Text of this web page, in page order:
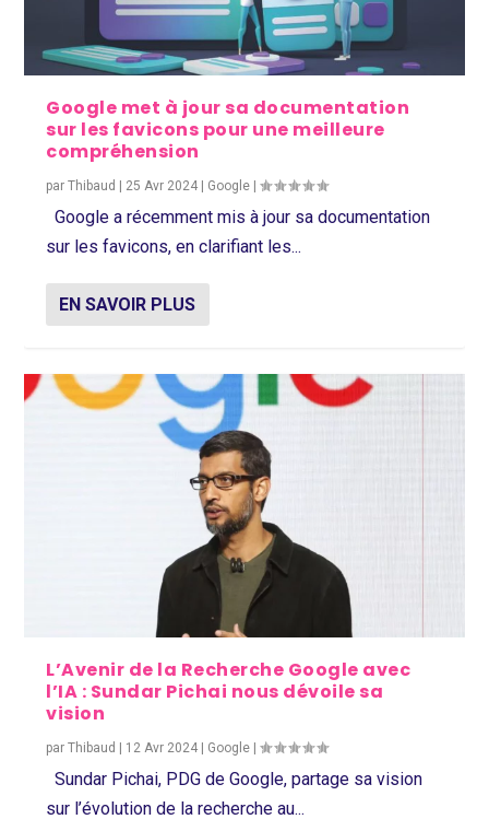
Google met à jour sa documentation
sur les favicons pour une meilleure
compréhension
parThibaud | 25 Avr 2024 | Google |
Google a récemment mis à jour sa documentation
sur les favicons, en clarifiant les...
EN SAVOIR PLUS
L’Avenir de la Recherche Google avec
l’IA : Sundar Pichai nous dévoile sa
vision
parThibaud 12 Avr 2024 Google |
Sundar Pichai, PDG de Google, partage sa vision
sur l’évolution de la recherche au...